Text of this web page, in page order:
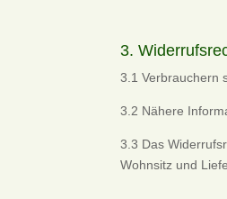
3.
3.1 Verbrauchern
3.2 Nähere
3.3 Das
Wohnsitz und